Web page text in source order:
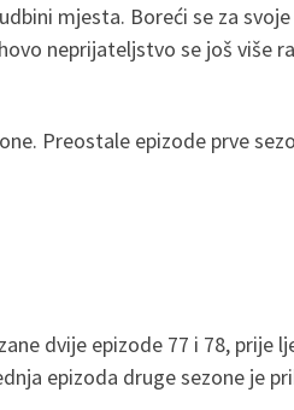
mjesta. Boreći se za svoje
neprijateljstvo se još više
Preostale epizode prve
dvije epizode 77 i 78, prije
epizoda druge sezone je